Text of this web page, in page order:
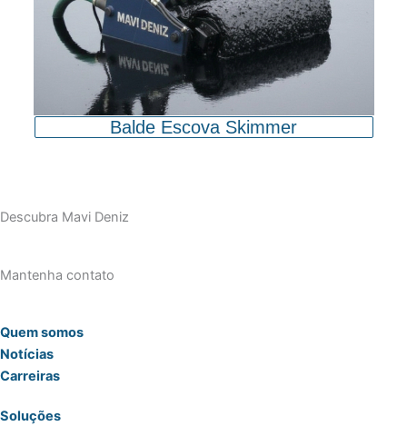
Balde Escova Skimmer
Descubra Mavi Deniz
Mantenha contato
Quem somos
Notícias
Carreiras
Soluções